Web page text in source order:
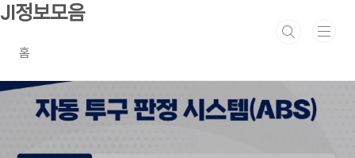
본문 바로가기
JI정보모음
홈